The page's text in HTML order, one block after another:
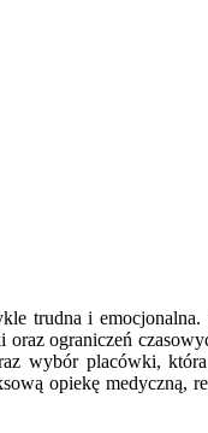
trudna i
ograniczeń
wybór placówki,
opiekę medyczną,